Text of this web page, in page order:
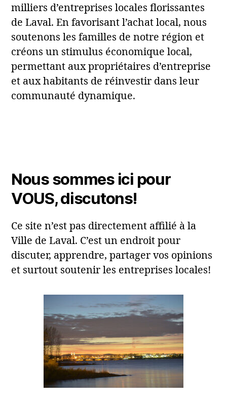
milliers d’entreprises locales florissantes
de Laval. En favorisant l’achat local, nous
soutenons les familles de notre région et
créons un stimulus économique local,
permettant aux propriétaires d’entreprise
et aux habitants de réinvestir dans leur
communauté dynamique.
Nous sommes ici pour
VOUS, discutons!
Ce site n’est pas directement affilié à la
Ville de Laval. C’est un endroit pour
discuter, apprendre, partager vos opinions
et surtout soutenir les entreprises locales!